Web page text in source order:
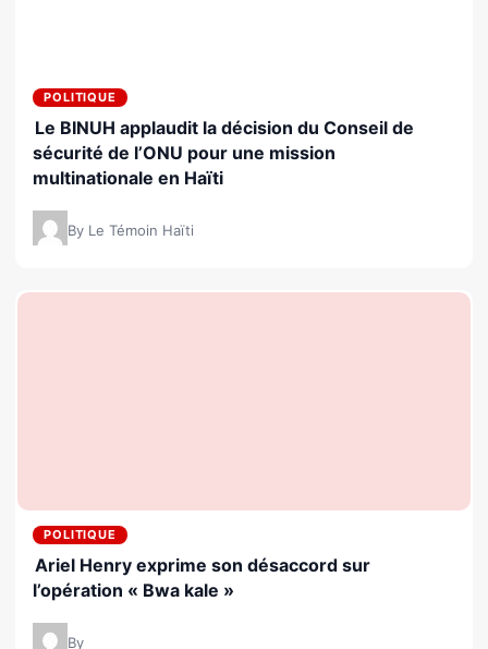
POLITIQUE
Le BINUH applaudit la décision du Conseil de
sécurité de l’ONU pour une mission
multinationale en Haïti
By Le Témoin Haïti
POLITIQUE
Ariel Henry exprime son désaccord sur
l’opération « Bwa kale »
By